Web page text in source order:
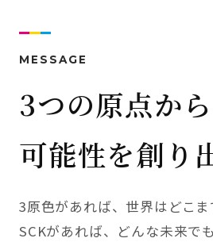
MESSAGE
3つの原点か
可能性を創り
3原色があれば、世界はどこま
SCKがあれば、どんな未来で